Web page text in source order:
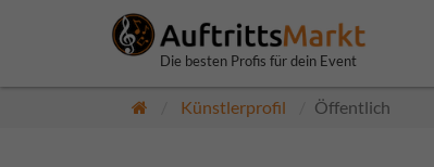
Die besten Profis für dein Event
Künstlerprofil Öffentlich